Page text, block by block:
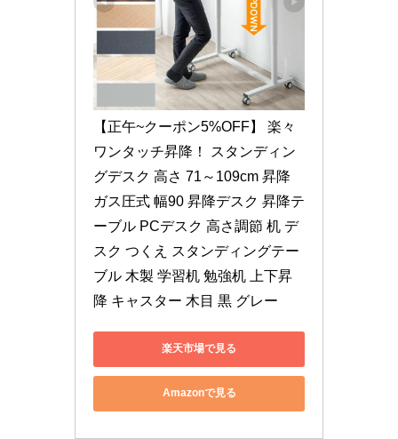
【正午~クーポン5%OFF】 楽々
ワンタッチ昇降！ スタンディン
グデスク 高さ 71～109cm 昇降
ガス圧式 幅90 昇降デスク 昇降テ
ーブル PCデスク 高さ調節 机 デ
スク つくえ スタンディングテー
ブル 木製 学習机 勉強机 上下昇
降 キャスター 木目 黒 グレー
楽天市場で見る
Amazonで見る